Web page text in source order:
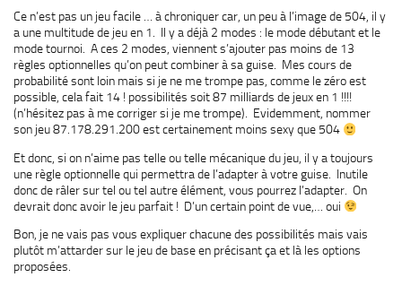
Ce n’est pas un jeu facile … à chroniquer car, un peu à l’image de 504, il y
a une multitude de jeu en 1. Il y a déjà 2 modes : le mode débutant et le
mode tournoi. A ces 2 modes, viennent s’ajouter pas moins de 13
règles optionnelles qu’on peut combiner à sa guise. Mes cours de
probabilité sont loin mais si je ne me trompe pas, comme le zéro est
possible, cela fait 14 ! possibilités soit 87 milliards de jeux en 1 !!!!
(n’hésitez pas à me corriger si je me trompe). Evidemment, nommer
son jeu 87.178.291.200 est certainement moins sexy que 504
Et donc, si on n’aime pas telle ou telle mécanique du jeu, il y a toujours
une règle optionnelle qui permettra de l’adapter à votre guise. Inutile
donc de râler sur tel ou tel autre élément, vous pourrez l’adapter. On
devrait donc avoir le jeu parfait ! D’un certain point de vue,… oui
Bon, je ne vais pas vous expliquer chacune des possibilités mais vais
plutôt m’attarder sur le jeu de base en précisant ça et là les options
proposées.